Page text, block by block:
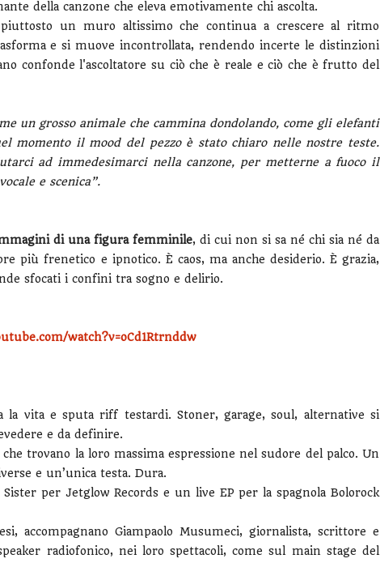
della canzone che eleva emotivamente chi ascolta.
un muro altissimo che continua a crescere al ritmo
e si muove incontrollata, rendendo incerte le distinzioni
confonde l'ascoltatore su ciò che è reale e ciò che è frutto del
un grosso animale che cammina dondolando, come gli elefanti
momento il mood del pezzo è stato chiaro nelle nostre teste.
ad immedesimarci nella canzone, per metterne a fuoco il
e scenica”.
di una figura femminile, di cui non si sa né chi sia né da
più frenetico e ipnotico. È caos, ma anche desiderio. È grazia,
sfocati i confini tra sogno e delirio.
watch?v=oCd1Rtrnddw
la vita e sputa riff testardi. Stoner, garage, soul, alternative si
e da definire.
trovano la loro massima espressione nel sudore del palco. Un
e un’unica testa. Dura.
per Jetglow Records e un live EP per la spagnola Bolorock
accompagnano Giampaolo Musumeci, giornalista, scrittore e
radiofonico, nei loro spettacoli, come sul main stage del